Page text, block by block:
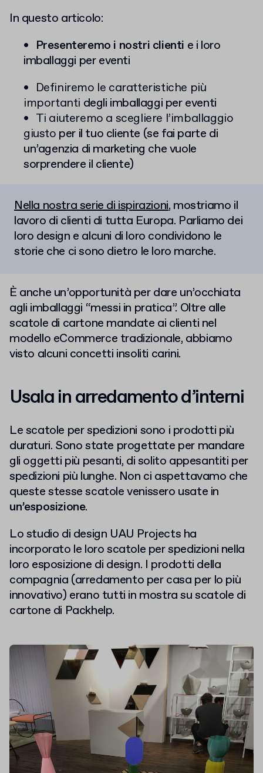
In questo articolo:
Presenteremo i nostri clienti e i loro
imballaggi per eventi
Definiremo le caratteristiche più
importanti degli imballaggi per eventi
Ti aiuteremo a scegliere l’imballaggio
giusto per il tuo cliente (se fai parte di
un’agenzia di marketing che vuole
sorprendere il cliente)
Nella nostra serie di ispirazioni, mostriamo il
lavoro di clienti di tutta Europa. Parliamo dei
loro design e alcuni di loro condividono le
storie che ci sono dietro le loro marche.
È anche un’opportunità per dare un’occhiata
agli imballaggi “messi in pratica”. Oltre alle
scatole di cartone mandate ai clienti nel
modello eCommerce tradizionale, abbiamo
visto alcuni concetti insoliti carini.
Usala in arredamento d’interni
Le scatole per spedizioni sono i prodotti più
duraturi. Sono state progettate per mandare
gli oggetti più pesanti, di solito appesantiti per
spedizioni più lunghe. Non ci aspettavamo che
queste stesse scatole venissero usate in
un’esposizione.
Lo studio di design UAU Projects ha
incorporato le loro scatole per spedizioni nella
loro esposizione di design. I prodotti della
compagnia (arredamento per casa per lo più
innovativo) erano tutti in mostra su scatole di
cartone di Packhelp.